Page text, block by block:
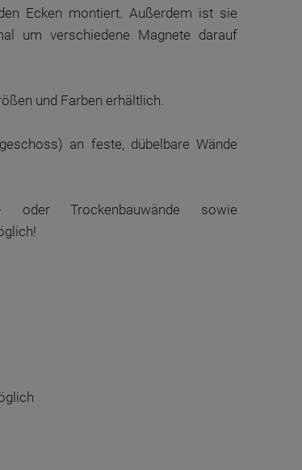
Ecken montiert. Außerdem ist sie
um verschiedene Magnete darauf
und Farben erhältlich.
an feste, dübelbare Wände
Trockenbauwände sowie